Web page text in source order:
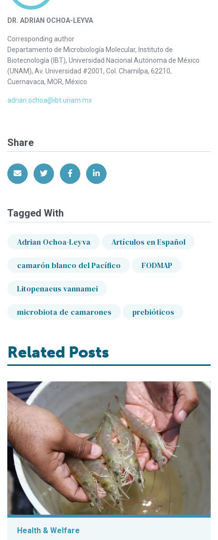
DR. ADRIAN OCHOA-LEYVA
Corresponding author
Departamento de Microbiología Molecular, Instituto de
Biotecnología (IBT), Universidad Nacional Autónoma de México
(UNAM), Av. Universidad #2001, Col. Chamilpa, 62210,
Cuernavaca, MOR, México
adrian.ochoa@ibt.unam.mx
Share
Share via EmailShare on Twitter
Share on Facebook
Share on LinkedIn
Tagged With
Adrian Ochoa-Leyva Artículos en Español
camarón blanco del Pacífico FODMAP
Litopenaeus vannamei
microbiota de camarones prebióticos
Related Posts
Health & Welfare